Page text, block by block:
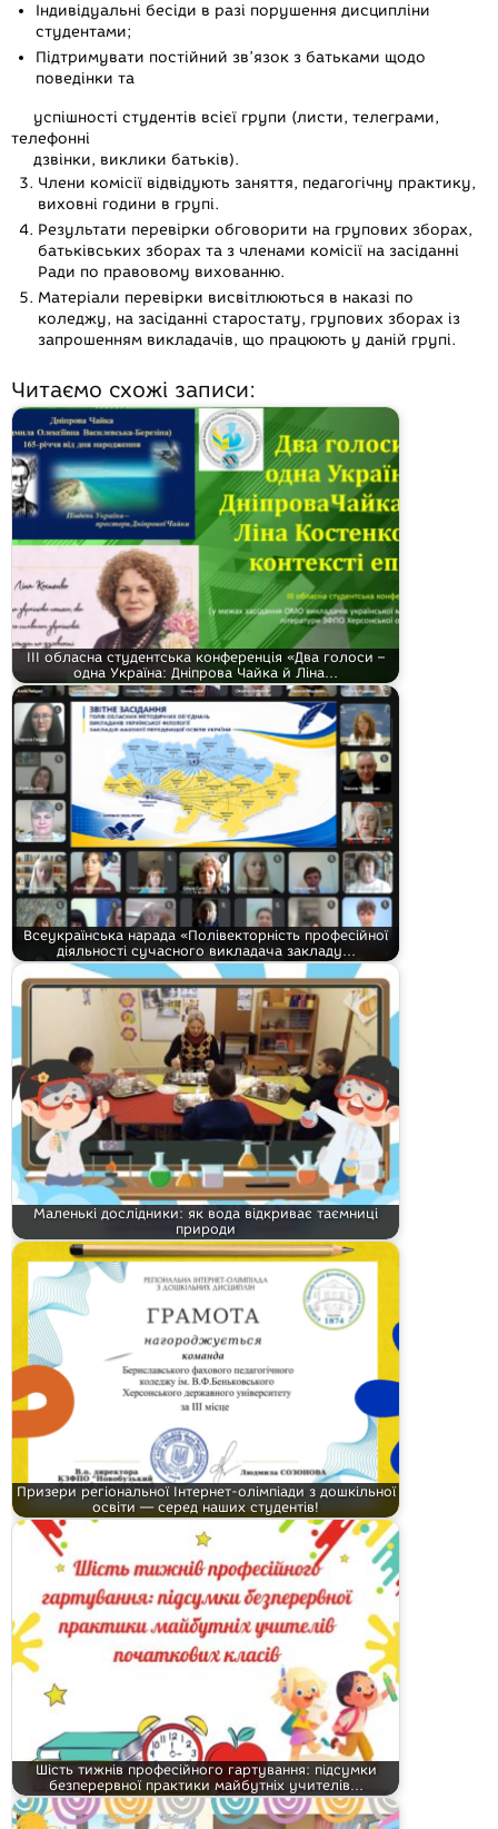
Індивідуальні бесіди в разі порушення дисципліни
студентами;
Підтримувати постійний зв’язок з батьками щодо
поведінки та
успішності студентів всієї групи (листи, телеграми,
телефонні
дзвінки, виклики батьків).
Члени комісії відвідують заняття, педагогічну практику,
виховні години в групі.
Результати перевірки обговорити на групових зборах,
батьківських зборах та з членами комісії на засіданні
Ради по правовому вихованню.
Матеріали перевірки висвітлюються в наказі по
коледжу, на засіданні старостату, групових зборах із
запрошенням викладачів, що працюють у даній групі.
Читаємо схожі записи:
ІІІ обласна студентська конференція «Два голоси –
одна Україна: Дніпрова Чайка й Ліна…
Всеукраїнська нарада «Полівекторність професійної
діяльності сучасного викладача закладу…
Маленькі дослідники: як вода відкриває таємниці
природи
Призери регіональної Інтернет-олімпіади з дошкільної
освіти — серед наших студентів!
Шість тижнів професійного гартування: підсумки
безперервної практики майбутніх учителів…